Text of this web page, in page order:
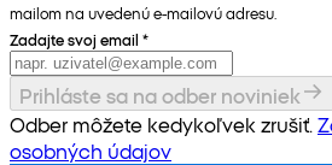
mailom na uvedenú e-mailovú adresu.
Zadajte svoj email *
Prihláste sa na odber noviniek
Odber môžete kedykoľvek zrušiť.
osobných údajov